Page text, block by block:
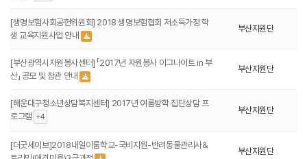
[생명보험사회공헌위원회] 2018 생명보험협회 저소득가정 학
생 교육지원사업 안내
부산지원단
[부산광역시자원봉사센터] 「2017년 자원봉사 이그나이트 in 부
산」 공모 및 참관 안내
부산지원단
[해운대구청소년상담복지센터] 2017년 여름방학 집단상담 프
로그램 +4
부산지원단
[더굿세이브]2018내일이룸학교-국비지원-반려동물관리사&
부산지원단